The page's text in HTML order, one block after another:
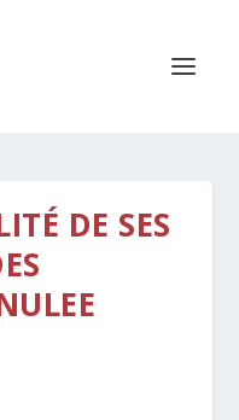
DE SES